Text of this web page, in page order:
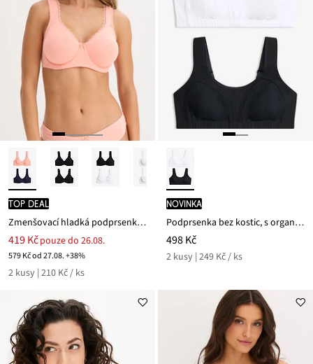
TOP DEAL
Zmenšovací hladká podprsenka s kosticemi a organickou bavlnou (2 ks v balení)
419 Kčpouze do 26.08.
579 Kč od 27.08. +38%
2 kusy | 210 Kč / ks
novinka
Podprsenka bez kostic, s organickou bavlnou (2 ks v balení)
498 Kč
2 kusy | 249 Kč / ks